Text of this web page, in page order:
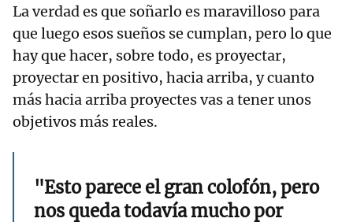
La verdad es que soñarlo es maravilloso para
que luego esos sueños se cumplan, pero lo que
hay que hacer, sobre todo, es proyectar,
proyectar en positivo, hacia arriba, y cuanto
más hacia arriba proyectes vas a tener unos
objetivos más reales.
"Esto parece el gran colofón, pero
nos queda todavía mucho por